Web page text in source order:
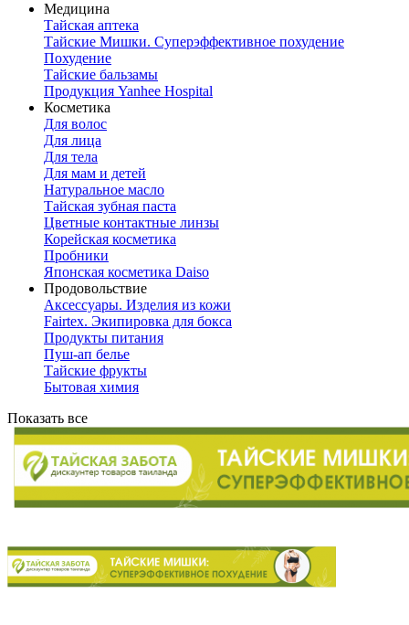
Медицина
Тайская аптека
Тайские Мишки. Суперэффективное похудение
Похудение
Тайские бальзамы
Продукция Yanhee Hospital
Косметика
Для волос
Для лица
Для тела
Для мам и детей
Натуральное масло
Тайская зубная паста
Цветные контактные линзы
Корейская косметика
Пробники
Японская косметика Daiso
Продовольствие
Аксессуары. Изделия из кожи
Fairtex. Экипировка для бокса
Продукты питания
Пуш-ап белье
Тайские фрукты
Бытовая химия
Показать все